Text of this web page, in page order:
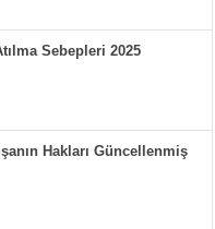
Sebepleri 2025
Hakları Güncellenmiş